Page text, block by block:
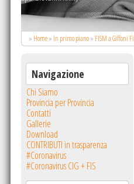
» Home» In primo piano» FISM a Giffoni
Navigazione
Chi Siamo
Provincia per Provincia
Contatti
Gallerie
Download
CONTRIBUTI in trasparenza
#Coronavirus
#Coronavirus CIG + FIS